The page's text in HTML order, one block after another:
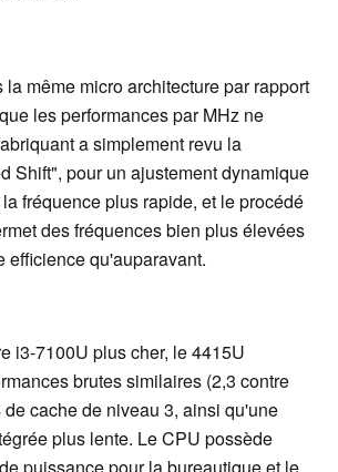
la même micro architecture par rapport
les performances par MHz ne
a simplement revu la
Shift", pour un ajustement dynamique
fréquence plus rapide, et le procédé
des fréquences bien plus élevées
efficience qu'auparavant.
i3-7100U plus cher, le 4415U
brutes similaires (2,3 contre
cache de niveau 3, ainsi qu'une
plus lente. Le CPU possède
puissance pour la bureautique et le